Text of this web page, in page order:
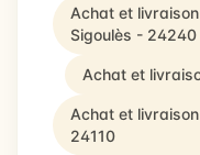
Achat et
Sigoulès - 24240
Achat et
Achat et
24110